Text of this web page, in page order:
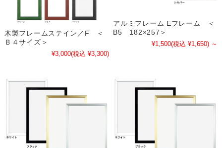
木製フレームステイン／F ＜
Ｂ４サイズ＞
¥3,000(税込 ¥3,300)
アルミフレーム Eフレーム ＜
B5 182×257＞
¥1,500(税込 ¥1,650) ～